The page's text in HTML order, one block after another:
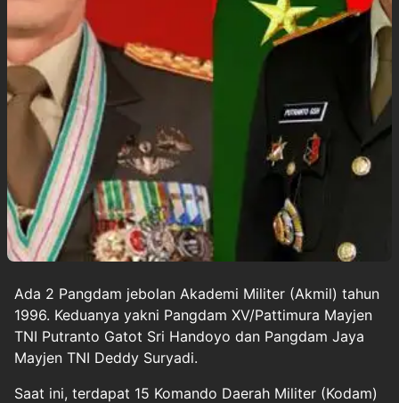
Ada 2 Pangdam jebolan Akademi Militer (Akmil) tahun
1996. Keduanya yakni Pangdam XV/Pattimura Mayjen
TNI Putranto Gatot Sri Handoyo dan Pangdam Jaya
Mayjen TNI Deddy Suryadi.
Saat ini, terdapat 15 Komando Daerah Militer (Kodam)